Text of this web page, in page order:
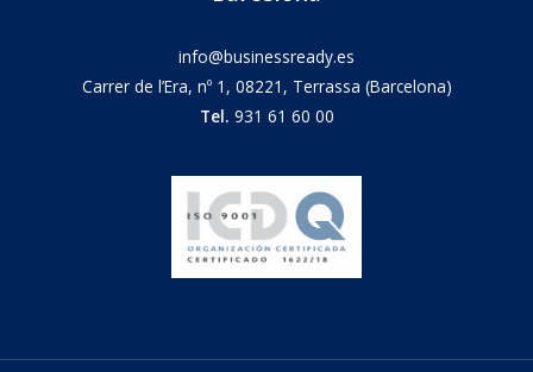
info@businessready.es
Carrer de l’Era, nº 1, 08221, Terrassa (Barcelona)
Tel. 931 61 60 00